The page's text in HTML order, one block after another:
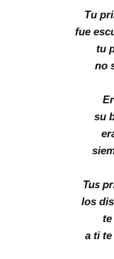
Tu
fue
tu
no
su
Tus
los
te
a ti te